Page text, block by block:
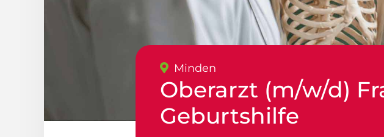
Minden
Oberarzt (m/w/d)
Geburtshilfe